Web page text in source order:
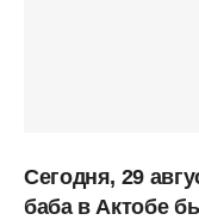
Сегодня, 29
баба в Актобе